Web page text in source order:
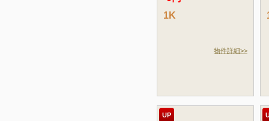
1K
物件詳細>>
UP